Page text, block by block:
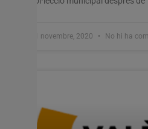
11 novembre, 2020 No hi ha